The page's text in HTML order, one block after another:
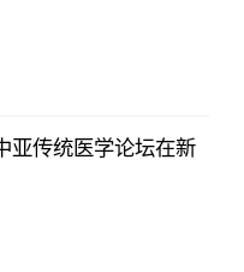
亚传统医学论坛在新